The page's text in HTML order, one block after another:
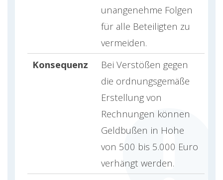
unangenehme Folgen
für alle Beteiligten zu
vermeiden.
Konsequenz
Bei Verstößen gegen
die ordnungsgemäße
Erstellung von
Rechnungen können
Geldbußen in Hohe
von 500 bis 5.000 Euro
verhängt werden.